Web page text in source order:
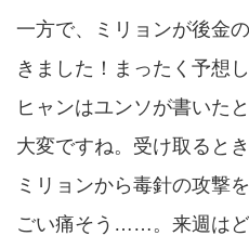
一方で、ミリョンが後金
きました！まったく予想
ヒャンはユンソが書いた
大変ですね。受け取ると
ミリョンから毒針の攻撃
ごい痛そう……。来週はど